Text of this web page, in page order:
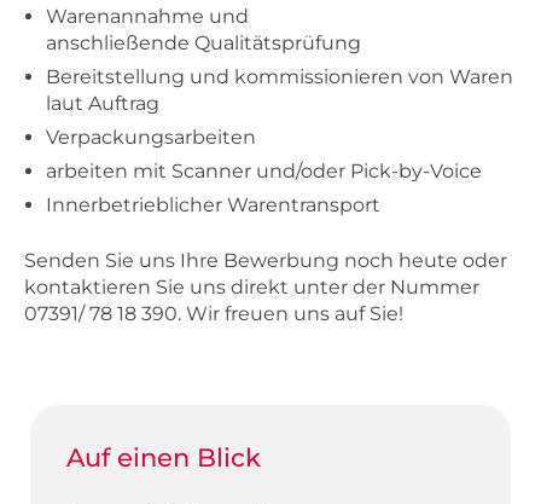
Warenannahme und
anschließende Qualitätsprüfung
Bereitstellung und kommissionieren von Waren
laut Auftrag
Verpackungsarbeiten
arbeiten mit Scanner und/oder Pick-by-Voice
Innerbetrieblicher Warentransport
Senden Sie uns Ihre Bewerbung noch heute oder
kontaktieren Sie uns direkt unter der Nummer
07391/ 78 18 390. Wir freuen uns auf Sie!
Auf einen Blick